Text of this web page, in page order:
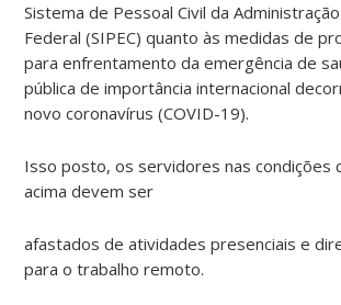
Sistema de Pessoal Civil da
Federal (SIPEC) quanto às medidas de
para enfrentamento da emergência de
pública de importância internacional
novo coronavírus (COVID-19).
Isso posto, os servidores nas condições
acima devem ser
afastados de atividades presenciais e
para o trabalho remoto.